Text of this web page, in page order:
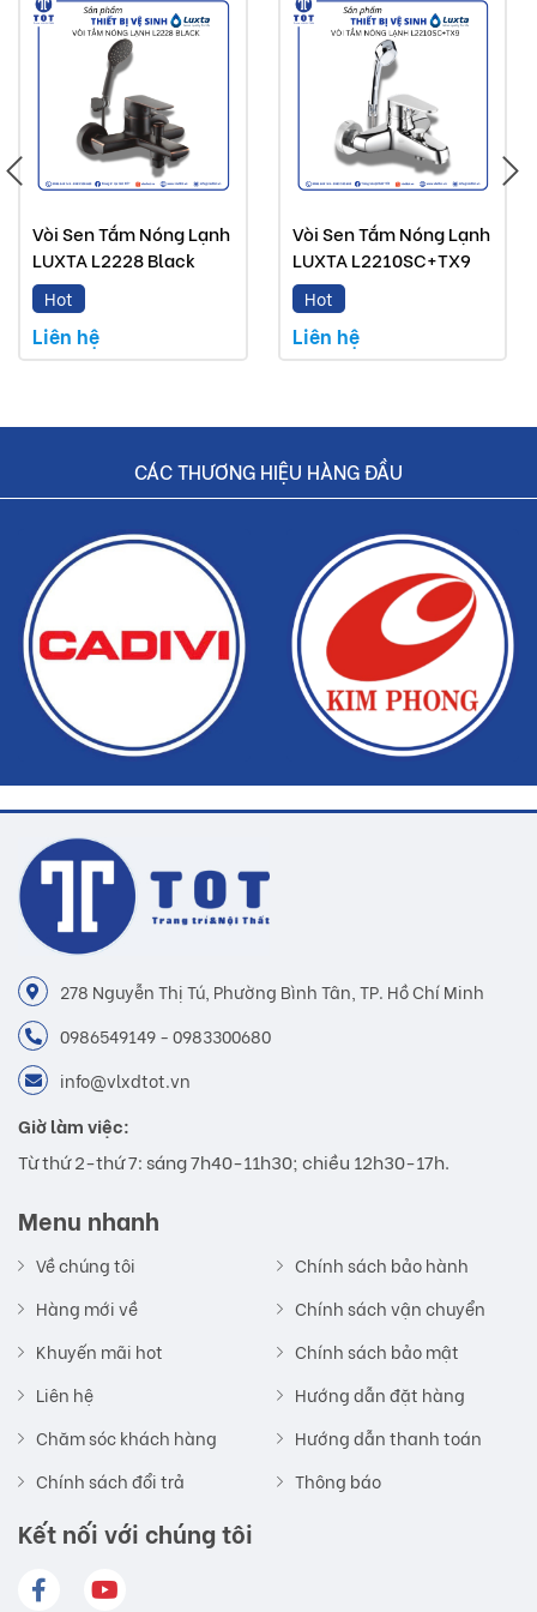
Lưu ý:
Hình ảnh quý khách đang xem có thể khác 2/10 so
với thực tế do công nghệ chụp hình và ánh sáng.
Đơn giá trên chưa bao gồm Vận chuyển và Khuyến
Buildshop cam kết:
Vòi chén nóng lạnh Luxta mà Buildshop bán là sản
phẩm chính hãng.
Hoàn tiền nếu phát hiện hàng giả, hàng nhái.
cho khách hàng.
Vòi Sen Tắm Nóng Lạnh
LUXTA L2228 Black
Hot
Liên hệ
Vòi Sen Tắm Nóng Lạnh
LUXTA L2210SC+TX9
Hot
Liên hệ
CÁC THƯƠNG HIỆU HÀNG ĐẦU
278 Nguyễn Thị Tú, Phường Bình Tân, TP. Hồ Chí Minh
0986549149 - 0983300680
info@vlxdtot.vn
Giờ làm việc:
Từ thứ 2-thứ 7: sáng 7h40-11h30; chiều 12h30-17h.
Menu nhanh
Về chúng tôi
Hàng mới về
Khuyến mãi hot
Liên hệ
Chăm sóc khách hàng
Chính sách đổi trả
Chính sách bảo hành
Chính sách vận chuyển
Chính sách bảo mật
Hướng dẫn đặt hàng
Hướng dẫn thanh toán
Thông báo
Kết nối với chúng tôi